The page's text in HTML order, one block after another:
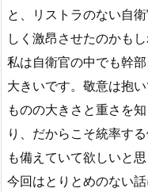
と、リストラのない自
しく激昂させたのかもし
私は自衛官の中でも幹
大きいです。敬意は抱
ものの大きさと重さを
り、だからこそ統率す
も備えていて欲しいと思
今回はとりとめのない